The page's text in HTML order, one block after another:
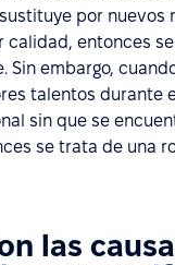
por nuevos
calidad, entonces
Sin embargo,
talentos durante
sin que se
se trata de una
las